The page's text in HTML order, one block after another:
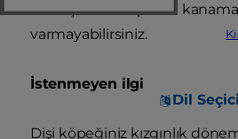
Dil Seçici
ve küçük bir köpekte
varmayabilirsiniz.
İstenmeyen ilgi
Dişi köpeğiniz kızgınlık